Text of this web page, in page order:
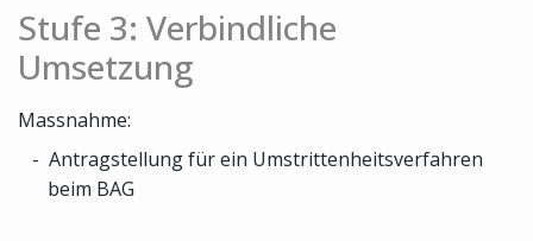
Stufe 3: Verbindliche
Umsetzung
Massnahme:
Antragstellung für ein Umstrittenheitsverfahren
beim BAG